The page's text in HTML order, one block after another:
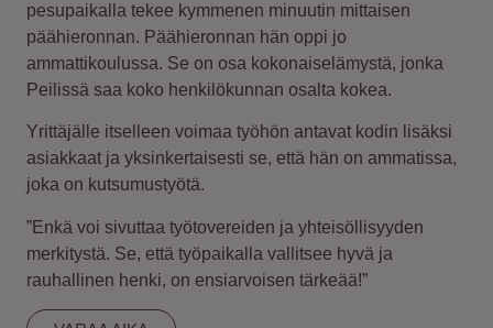
pesupaikalla tekee kymmenen minuutin mittaisen
päähieronnan. Päähieronnan hän oppi jo
ammattikoulussa. Se on osa kokonaiselämystä, jonka
Peilissä saa koko henkilökunnan osalta kokea.
Yrittäjälle itselleen voimaa työhön antavat kodin lisäksi
asiakkaat ja yksinkertaisesti se, että hän on ammatissa,
joka on kutsumustyötä.
”Enkä voi sivuttaa työtovereiden ja yhteisöllisyyden
merkitystä. Se, että työpaikalla vallitsee hyvä ja
rauhallinen henki, on ensiarvoisen tärkeää!”